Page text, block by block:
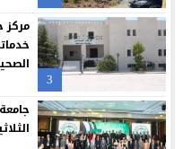
12:18 البنك الأردني
3
مركز